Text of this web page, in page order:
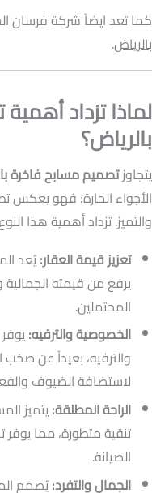
كما تعد ايضاً شركة فرسان
بالرياض.
لماذا تزداد
بالرياض؟
يتجاوزتصميم مسابح فاخرة
الأجواء الحارة؛ فهو يعكس
والتميز. تزداد أهمية هذا
تعزيز قيمة العقار:يُعد
يرفع من قيمته الجمالية
المحتملين.
الخصوصية والترفيه:
والترفيه، بعيداً عن صخب
لاستضافة الضيوف
الراحة المطلقة:يتميز
تنقية متطورة، مما
الصيانة.
الجمال والتفرد:يُصمم